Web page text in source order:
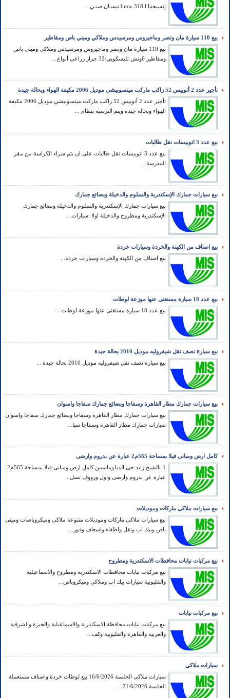
إنسيجنيا bmw 318 l نيسـان صنـي...
بيع 110 سيارة مان ونصر وماجيروس ومرسيدس وملاكي وميني باص ومقاطير
بيع 110 سيارة مان ونصر وماجيروس ومرسيدس وملاكي وميني باص
ومقاطير 6ونش تليسكوبي/32 جرار زراعي أنواع...
تأجير عدد 2 أتوبيس 52 راكب ماركت ميتسوبيشي موديل 2006 مكيفة الهواء وبحالة جيدة
تأجير عدد 2 أتوبيس 52 راكب ماركت ميتسوبيشي موديل 2006 مكيفة
الهواء وبحالة جيدة ويتم الترسية بنظام ...
بيع عدد 3 اتوبيسات نقل طالبات
بيع عدد 3 اتوبيسات نقل طالبات على ان يتم شراء الكراسة من مقر
المدرسة ...
بيع سيارات جمارك الإسكندرية والسلوم والدخيلة وبضائع جمارك
بيع سيارات جمارك الإسكندرية والسلوم والدخيلة وبضائع جمارك
الإسكندرية ومطروح والدخيلة اولا :سيارات...
بيع اصناف من الكهنة والخردة وسيارات خردة
بيع اصناف من الكهنة والخردة وسيارات خردة...
بيع عدد 18 سيارة مستغنى عنها موزعة لوطات
بيع عدد 18 سيارة مستغنى عنها موزعة لوطات ...
بيع سيارة نصف نقل شيفروليه موديل 2010 بحالة جيدة
بيع سيارة نصف نقل شيفروليه موديل 2010 بحالة جيدة ...
بيع سيارات جمارك مطار القاهرة وسفاجا وبضائع جمارك سفاجا واسوان
بيع سيارات جمارك مطار القاهرة وسفاجا وبضائع جمارك سفاجا واسوان
سيارات جمارك مطار القاهرة وسفاجا سيا...
كامل ارض ومبانى فيلا بمساحة 565م2 عبارة عن بدروم وارضى
1-بالشيخ زايد حى الدبلوماسيين كامل ارض ومبانى فيلا بمساحة 565م2
عبارة عن بدروم وارضى واول ورووف تسل...
بيع سيارات ملاكى ماركات وموديلات
بيع سيارات ملاكى ماركات وموديلات متنوعة ملاكى وميكروباصات ومينى
باص وبيك اب ونقل واطفاء واسعاف وفور...
بيع مركبات نيابات محافظات الاسكندرية ومطروح
بيع مركبات نيابات محافظات الاسكندرية ومطروح والاسماعيلية
والقليوبية سيارات بيك اب وملاكى وميكروباص...
بيع مركبات نيابات
بيع مركبات نيابات محافظة الاسكندرية والاسماعيلية والجيزة والشرقية
والغربية والقاهرة والقليوبية وكف...
سيارات ملاكى
سيارات ملاكى الجلسة 16/6/2026 بيع لوطات خردة واصناف مستعملة
الجلسة 21/6/2026...